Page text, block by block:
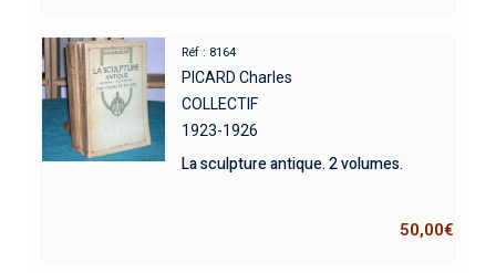
Réf : 8164
PICARD Charles
COLLECTIF
1923-1926
La sculpture antique. 2 volumes.
50,00€